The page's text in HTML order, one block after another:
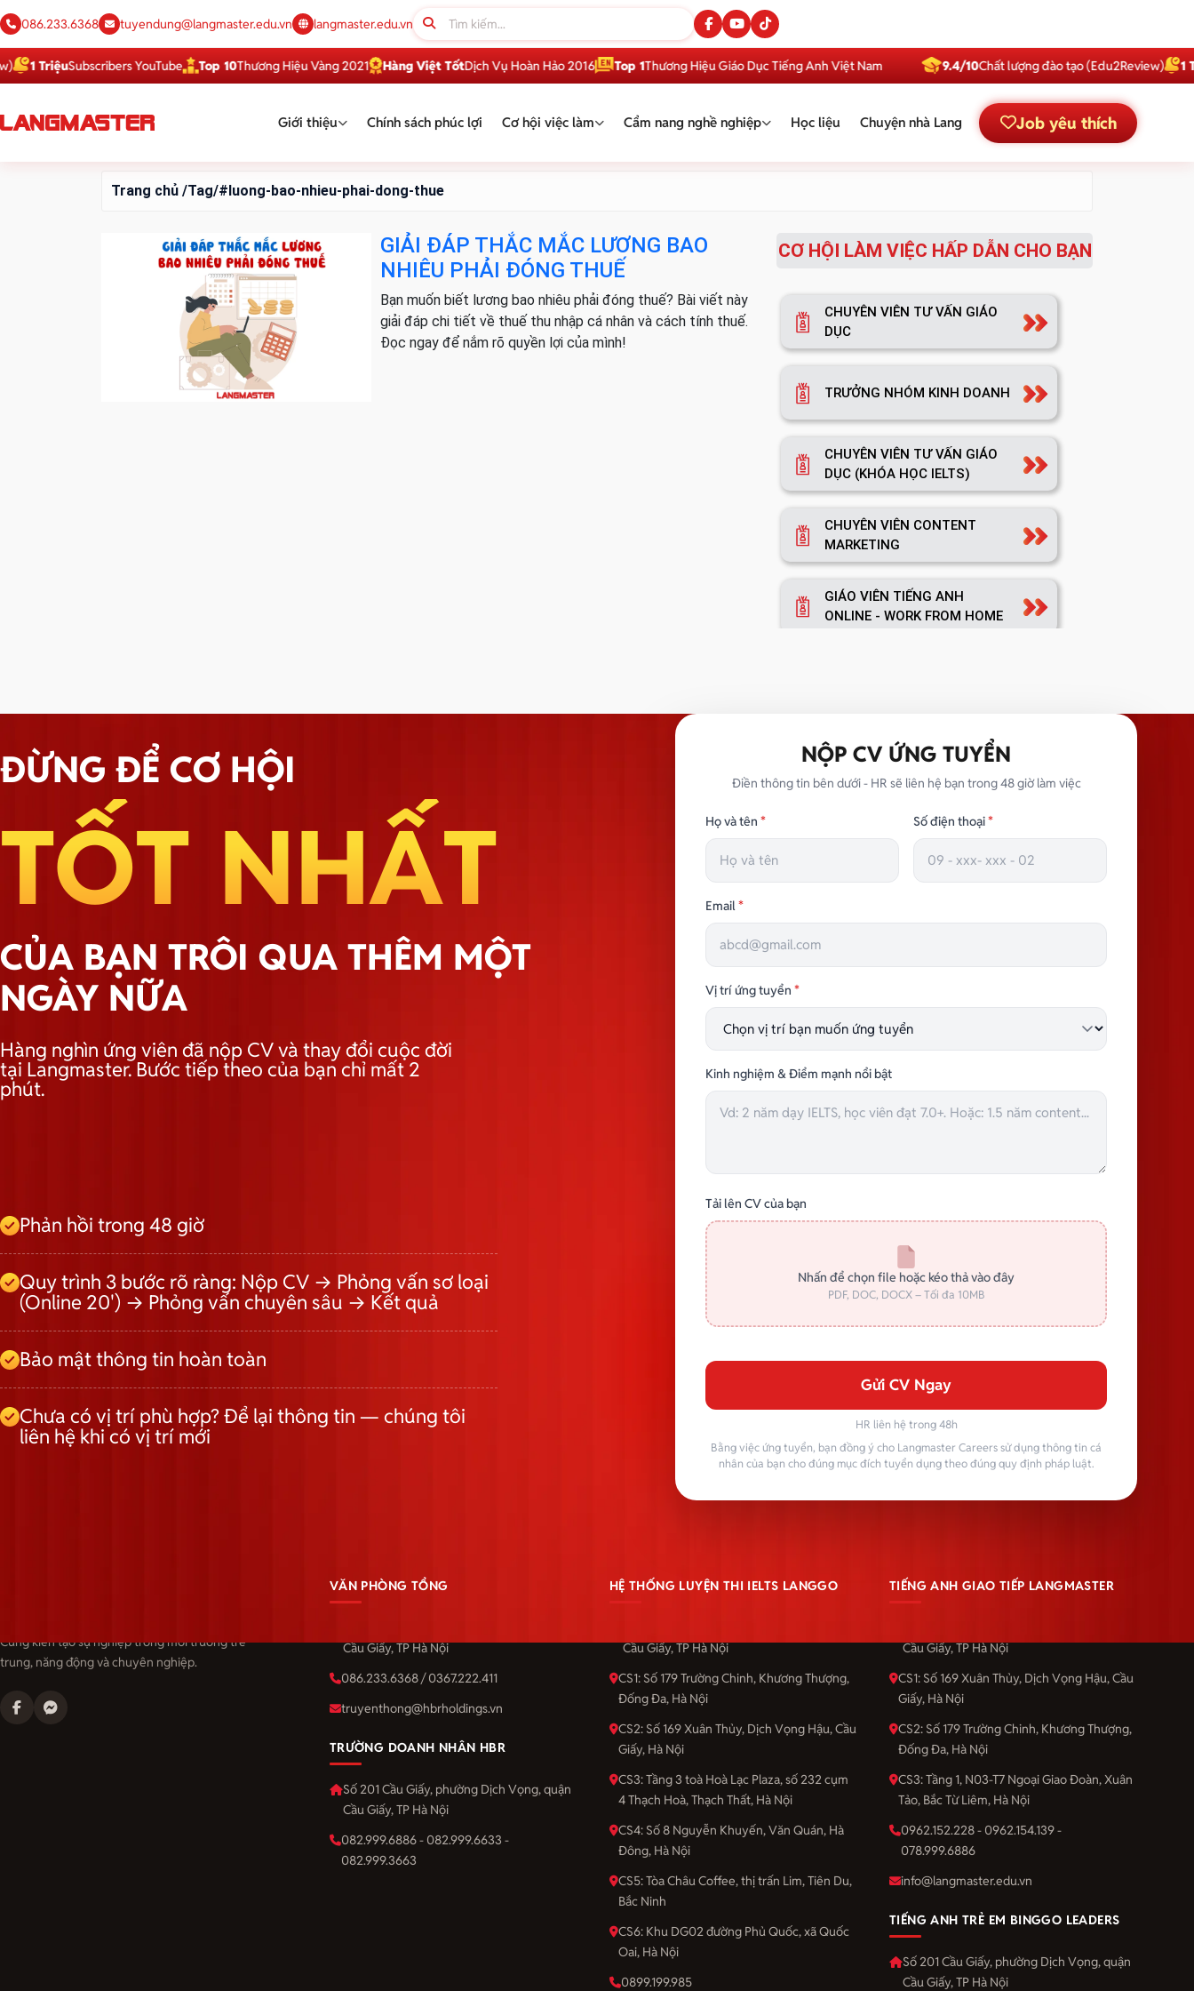
086.233.6368 tuyendung@langmaster.edu.vn langmaster.edu.vn
1 TriệuSubscribers YouTube Top 10Thương Hiệu Vàng 2021 Hàng Việt TốtDịch Vụ Hoàn Hảo 2016 Top 1Thương Hiệu Giáo Dục Tiếng Anh Việt Nam 9.4/10Chất lượng đào tạo (Edu2Review) 1
Giới thiệu Chính sách phúc lợi Cơ hội việc làm Cẩm nang nghề nghiệp Học liệu Chuyện nhà Lang Job yêu thích
Trang chủ /Tag/#luong-bao-nhieu-phai-dong-thue
GIẢI ĐÁP THẮC MẮC LƯƠNG BAO
NHIÊU PHẢI ĐÓNG THUẾ
Bạn muốn biết lương bao nhiêu phải đóng thuế? Bài viết này
giải đáp chi tiết về thuế thu nhập cá nhân và cách tính thuế.
Đọc ngay để nắm rõ quyền lợi của mình!
CƠ HỘI LÀM VIỆC HẤP DẪN CHO BẠN
CHUYÊN VIÊN TƯ VẤN GIÁO
DỤC
TRƯỞNG NHÓM KINH DOANH
CHUYÊN VIÊN TƯ VẤN GIÁO
DỤC (KHÓA HỌC IELTS)
CHUYÊN VIÊN CONTENT
MARKETING
GIÁO VIÊN TIẾNG ANH
ONLINE - WORK FROM HOME
TRƯỞNG PHÒNG MARKETING
TRƯỞNG NHÓM HÀNH CHÍNH
ĐỪNG ĐỂ CƠ HỘI
TỐT NHẤT
CỦA BẠN TRÔI QUA THÊM MỘT
NGÀY NỮA
Hàng nghìn ứng viên đã nộp CV và thay đổi cuộc đời
tại Langmaster. Bước tiếp theo của bạn chỉ mất 2
phút.
Phản hồi trong 48 giờ
Quy trình 3 bước rõ ràng: Nộp CV → Phỏng vấn sơ loại
(Online 20') → Phỏng vấn chuyên sâu → Kết quả
Bảo mật thông tin hoàn toàn
Chưa có vị trí phù hợp? Để lại thông tin — chúng tôi
liên hệ khi có vị trí mới
NỘP CV ỨNG TUYỂN
Điền thông tin bên dưới - HR sẽ liên hệ bạn trong 48 giờ làm việc
Họ và tên * Số điện thoại*
Email*
Vị trí ứng tuyển *
Kinh nghiệm & Điểm mạnh nổi bật
Tải lên CV của bạn
Nhấn để chọn file hoặc kéo thả vào đây
PDF, DOC, DOCX – Tối đa 10MB
Gửi CV Ngay
HR liên hệ trong 48h
Bằng việc ứng tuyển, bạn đồng ý cho Langmaster Careers sử dụng thông tin cá
nhân của bạn cho đúng mục đích tuyển dụng theo đúng quy định pháp luật.
Cùng kiến tạo sự nghiệp trong môi trường trẻ
trung, năng động và chuyên nghiệp.
VĂN PHÒNG TỔNG
Cầu Giấy, TP Hà Nội
086.233.6368 / 0367.222.411
truyenthong@hbrholdings.vn
TRƯỜNG DOANH NHÂN HBR
Số 201 Cầu Giấy, phường Dịch Vọng, quận
Cầu Giấy, TP Hà Nội
082.999.6886 - 082.999.6633 -
082.999.3663
HỆ THỐNG LUYỆN THI IELTS LANGGO
Cầu Giấy, TP Hà Nội
CS1: Số 179 Trường Chinh, Khương Thượng,
Đống Đa, Hà Nội
CS2: Số 169 Xuân Thủy, Dịch Vọng Hậu, Cầu
Giấy, Hà Nội
CS3: Tầng 3 toà Hoà Lạc Plaza, số 232 cụm
4 Thạch Hoà, Thạch Thất, Hà Nội
CS4: Số 8 Nguyễn Khuyến, Văn Quán, Hà
Đông, Hà Nội
CS5: Tòa Châu Coffee, thị trấn Lim, Tiên Du,
Bắc Ninh
CS6: Khu DG02 đường Phủ Quốc, xã Quốc
Oai, Hà Nội
0899.199.985
TIẾNG ANH GIAO TIẾP LANGMASTER
Cầu Giấy, TP Hà Nội
CS1: Số 169 Xuân Thủy, Dịch Vọng Hậu, Cầu
Giấy, Hà Nội
CS2: Số 179 Trường Chinh, Khương Thượng,
Đống Đa, Hà Nội
CS3: Tầng 1, N03-T7 Ngoại Giao Đoàn, Xuân
Tảo, Bắc Từ Liêm, Hà Nội
0962.152.228 - 0962.154.139 -
078.999.6886
info@langmaster.edu.vn
TIẾNG ANH TRẺ EM BINGGO LEADERS
Số 201 Cầu Giấy, phường Dịch Vọng, quận
Cầu Giấy, TP Hà Nội